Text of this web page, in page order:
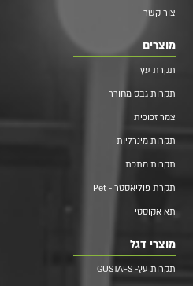
צור קשר
מוצרים
תקרת עץ
תקרות גבס מחורר
צמר זכוכית
תקרות מינרליות
תקרות מתכת
תקרת פוליאסטר - Pet
תא אקוסטי
מוצרי דגל
תקרות עץ- GUSTAFS